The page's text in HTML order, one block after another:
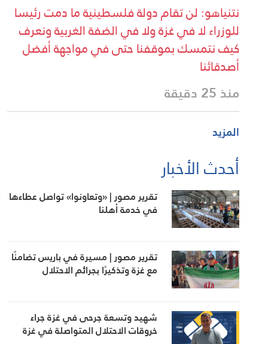
نتنياهو: لن تقام دولة فلسطينية ما دمت رئيسا
للوزراء لا في غزة ولا في الضفة الغربية ونعرف
كيف نتمسك بموقفنا حتى في مواجهة أفضل
أصدقائنا
منذ 25 دقيقة
المزيد
أحدث الأخبار
تقرير مصور | «وتعاونوا» تواصل عطاءها
في خدمة أهلنا
تقرير مصور | مسيرة في باريس تضامنًا
مع غزة وتذكيرًا بجرائم الاحتلال
شهيد وتسعة جرحى في غزة جراء
خروقات الاحتلال المتواصلة في غزة